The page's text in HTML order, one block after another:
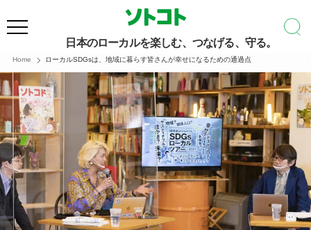
日本のローカルを楽しむ、つなげる、守る。
Home ローカルSDGsは、地域に暮らす皆さんが幸せになるための通過点